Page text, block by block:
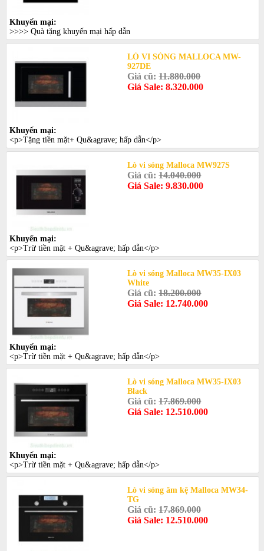
Khuyến mại:
>>>> Quà tặng khuyến mại hấp dẫn
LÒ VI SÓNG MALLOCA MW-
927DE
Giá cũ:11.880.000
Giá Sale: 8.320.000
Khuyến mại:
<p>Tặng tiền mặt+ Qu&agrave; hấp dẫn</p>
Lò vi sóng Malloca MW927S
Giá cũ:14.040.000
Giá Sale: 9.830.000
Khuyến mại:
<p>Trừ tiền mặt + Qu&agrave; hấp dẫn</p>
Lò vi sóng Malloca MW35-IX03
White
Giá cũ:18.200.000
Giá Sale: 12.740.000
Khuyến mại:
<p>Trừ tiền mặt + Qu&agrave; hấp dẫn</p>
Lò vi sóng Malloca MW35-IX03
Black
Giá cũ:17.869.000
Giá Sale: 12.510.000
Khuyến mại:
<p>Trừ tiền mặt + Qu&agrave; hấp dẫn</p>
Lò vi sóng âm kệ Malloca MW34-
TG
Giá cũ:17.869.000
Giá Sale: 12.510.000